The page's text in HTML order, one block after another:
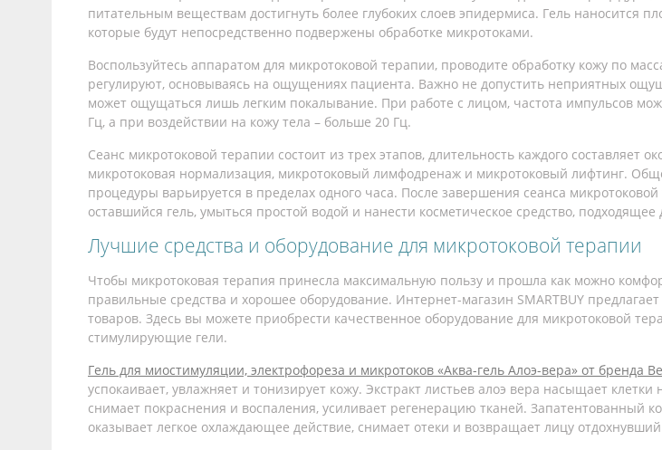
питательным веществам достигнуть более глубоких слоев эпидермиса. Гель наносится
которые будут непосредственно подвержены обработке микротоками.
Воспользуйтесь аппаратом для микротоковой терапии, проводите обработку кожу по
регулируют, основываясь на ощущениях пациента. Важно не допустить неприятных
может ощущаться лишь легким покалывание. При работе с лицом, частота импульсов
Гц, а при воздействии на кожу тела – больше 20 Гц.
Сеанс микротоковой терапии состоит из трех этапов, длительность каждого составляет
микротоковая нормализация, микротоковый лимфодренаж и микротоковый лифтинг.
процедуры варьируется в пределах одного часа. После завершения сеанса
оставшийся гель, умыться простой водой и нанести косметическое средство,
Лучшие средства и оборудование для микротоковой терапии
Чтобы микротоковая терапия принесла максимальную пользу и прошла как можно
правильные средства и хорошее оборудование. Интернет-магазин SMARTBUY
товаров. Здесь вы можете приобрести качественное оборудование для микротоковой
стимулирующие гели.
Гель для миостимуляции, электрофореза и микротоков «Аква-гель Алоэ-вера» от бренда
успокаивает, увлажняет и тонизирует кожу. Экстракт листьев алоэ вера насыщает
снимает покраснения и воспаления, усиливает регенерацию тканей. Запатентованный
оказывает легкое охлаждающее действие, снимает отеки и возвращает лицу